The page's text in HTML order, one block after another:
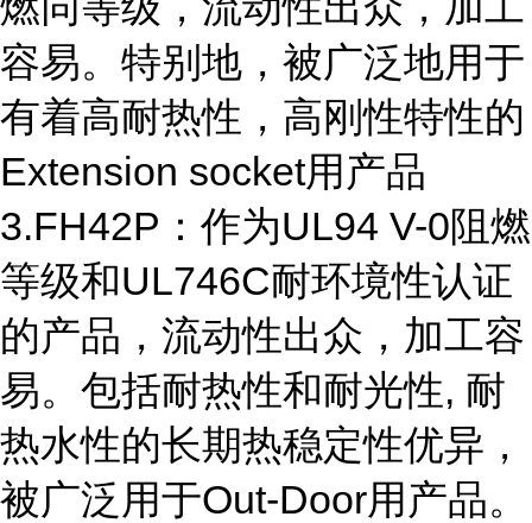
容易。特别地，被广泛地用于
有着高耐热性，高刚性特性的
Extension socket用产品
3.FH42P：作为UL94 V-0阻燃
等级和UL746C耐环境性认证
的产品，流动性出众，加工容
易。包括耐热性和耐光性, 耐
热水性的长期热稳定性优异，
被广泛用于Out-Door用产品。